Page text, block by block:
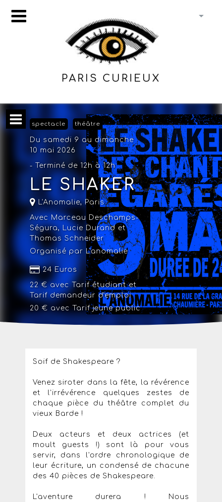
PARIS CURIEUX
spectacle théâtre
Du samedi 9 au dimanche
10 mai 2026
- Terminé de 12h à 12h
LE SHAKER
L'Anomalie,Paris
Avec Marceau Deschamps-
Ségura, Lucie Durand et
Thomas Schneider
Organisé par L'anomalie
24 Euros
22 € avecTarif étudiantet
Tarif demandeur d'emploi
20 € avecTarif jeune public
Soif de Shakespeare ?
Venez siroter dans la fête, la révérence
et l'irrévérence quelques zestes de
chaque pièce du théâtre complet du
vieux Barde !
Deux acteurs et deux actrices (et
moult guests !) sont là pour vous
servir, dans l'ordre chronologique de
leur écriture, un condensé de chacune
des 40 pièces de Shakespeare.
L'aventure durera ! Nous